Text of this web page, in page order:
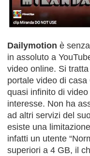
Dailymotion è
in assoluto a
video online. Si
portale video di
quasi infinito di
interesse. Non ha
ad altri servizi del
esiste una
infatti un utente
superiori a 4 GB, il